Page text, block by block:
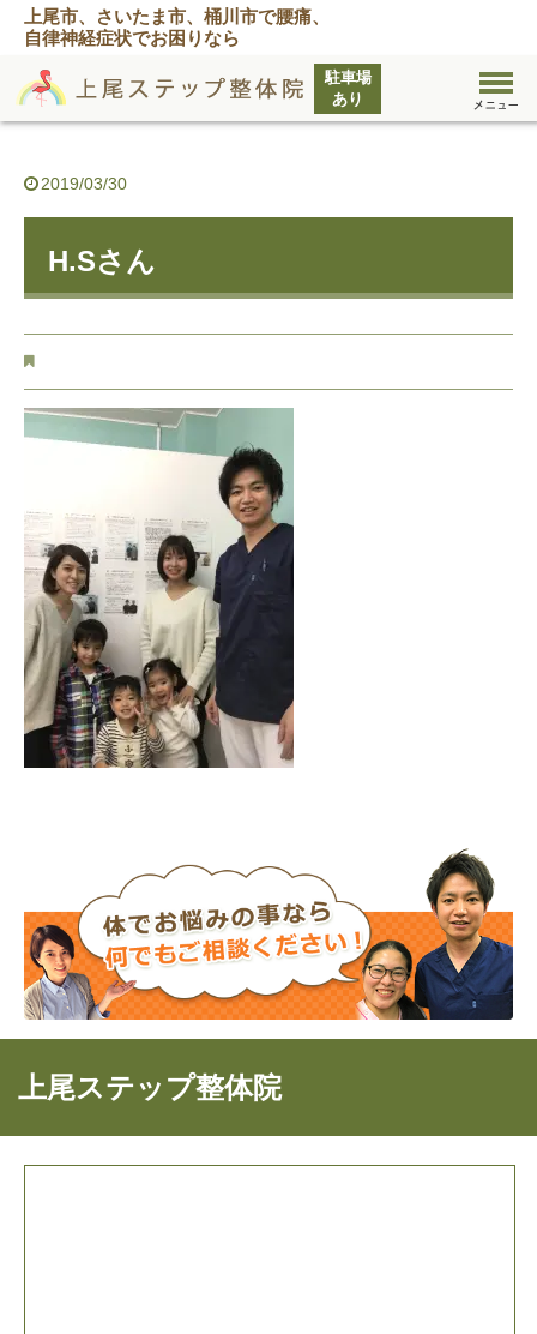
上尾市、さいたま市、桶川市で腰痛、
自律神経症状でお困りなら
2019/03/30
H.Sさん
上尾ステップ整体院